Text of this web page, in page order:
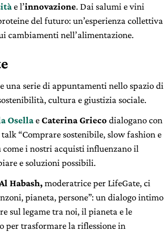
e l’innovazione. Dai salumi e vini
del futuro: un’esperienza collettiva
cambiamenti nell’alimentazione.
una serie di appuntamenti nello spazio di
cultura e giustizia sociale.
OsellaeCaterina Griecodialogano con
“Comprare sostenibile, slow fashion e
i nostri acquisti influenzano il
e soluzioni possibili.
Habash,moderatrice per LifeGate, ci
pianeta, persone”: un dialogo intimo
sul legame tra noi, il pianeta e le
per trasformare la riflessione in